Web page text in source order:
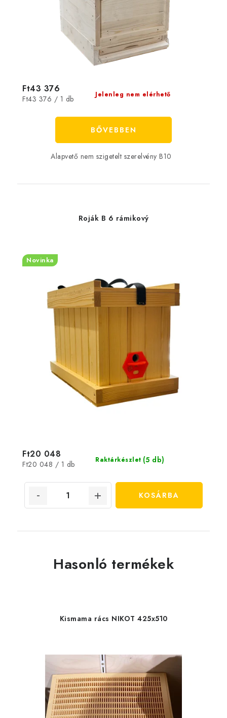
Jelenleg nem elérhető
Ft43 376
Egységár:
Ft43 376 / 1 db
BŐVEBBEN
Alapvető nem szigetelt szerelvény B10
Roják B 6 rámikový
Novinka
Raktárkészlet (5 db)
Ft20 048
Egységár:
Ft20 048 / 1 db
KOSÁRBA
Hasonló termékek
Kismama rács NIKOT 425x510